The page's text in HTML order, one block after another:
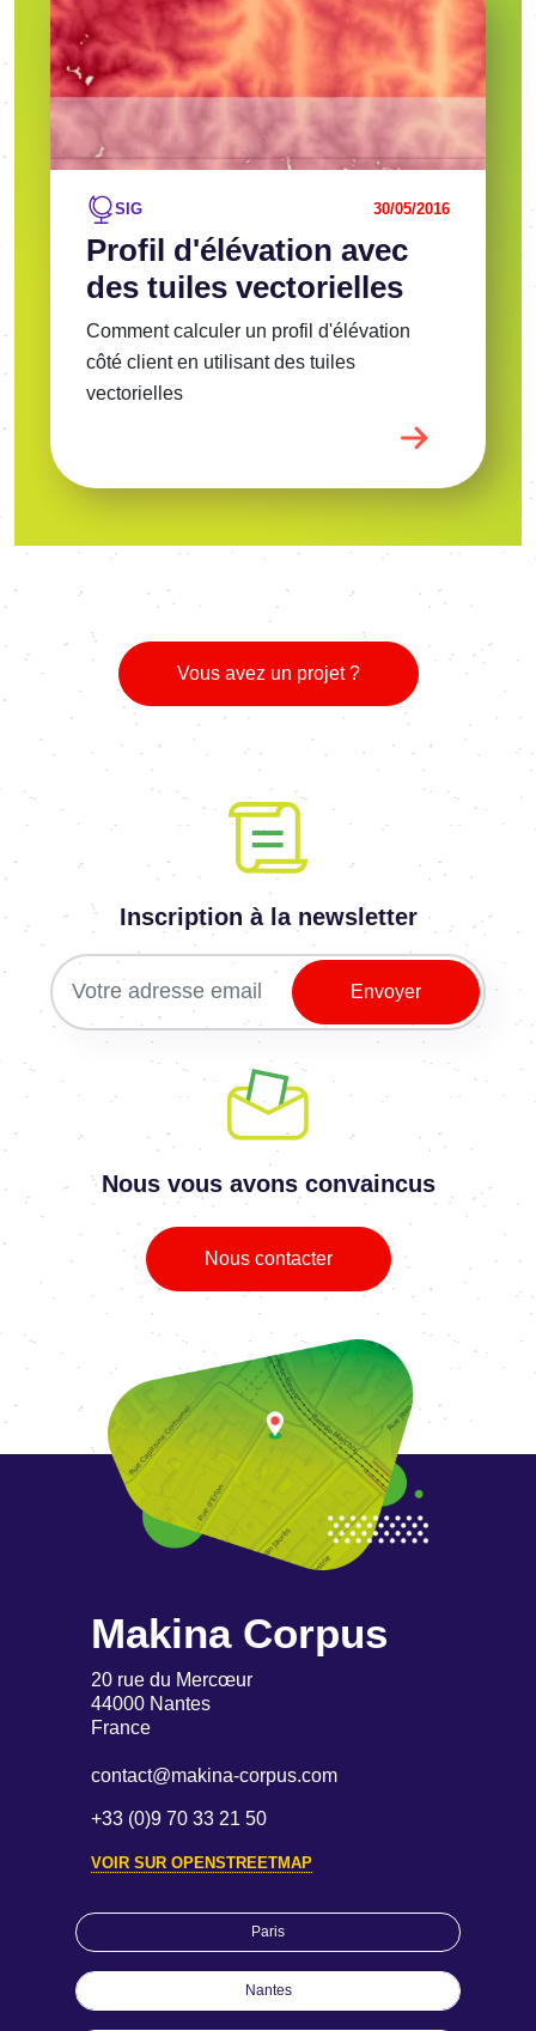
Profil d'élévation avec
des tuiles vectorielles
SIG 30/05/2016
Comment calculer un profil d'élévation
côté client en utilisant des tuiles
vectorielles
Vous avez un projet ?
Inscription à la newsletter
Nous vous avons convaincus
Nous contacter
Paris
Nantes
Makina Corpus
20 rue du Mercœur
44000 Nantes
France
contact@makina-corpus.com
+33 (0)9 70 33 21 50
VOIR SUR OPENSTREETMAP